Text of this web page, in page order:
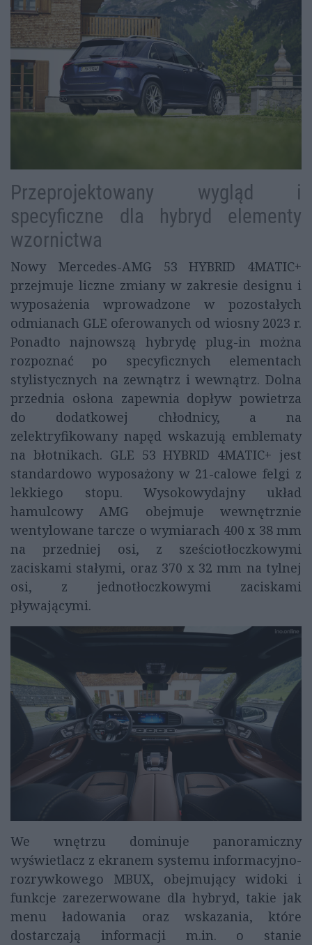
Przeprojektowany wygląd i
specyficzne dla hybryd elementy
wzornictwa
Nowy Mercedes-AMG 53 HYBRID 4MATIC+
przejmuje liczne zmiany w zakresie designu i
wyposażenia wprowadzone w pozostałych
odmianach GLE oferowanych od wiosny 2023 r.
Ponadto najnowszą hybrydę plug-in można
rozpoznać po specyficznych elementach
stylistycznych na zewnątrz i wewnątrz. Dolna
przednia osłona zapewnia dopływ powietrza
do dodatkowej chłodnicy, a na
zelektryfikowany napęd wskazują emblematy
na błotnikach. GLE 53 HYBRID 4MATIC+ jest
standardowo wyposażony w 21-calowe felgi z
lekkiego stopu. Wysokowydajny układ
hamulcowy AMG obejmuje wewnętrznie
wentylowane tarcze o wymiarach 400 x 38 mm
na przedniej osi, z sześciotłoczkowymi
zaciskami stałymi, oraz 370 x 32 mm na tylnej
osi, z jednotłoczkowymi zaciskami
pływającymi.
We wnętrzu dominuje panoramiczny
wyświetlacz z ekranem systemu informacyjno-
rozrywkowego MBUX, obejmujący widoki i
funkcje zarezerwowane dla hybryd, takie jak
menu ładowania oraz wskazania, które
dostarczają informacji m.in. o stanie